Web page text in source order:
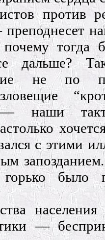
против
тогда
дальше?
не по
наши
с этими
было
населения
—